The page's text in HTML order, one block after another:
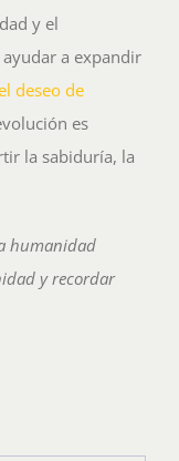
y el
a expandir
deseo de
es
la sabiduría, la
humanidad
y recordar